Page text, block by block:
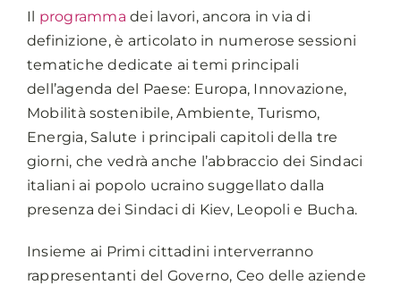
Il programma dei lavori, ancora in via di
definizione, è articolato in numerose sessioni
tematiche dedicate ai temi principali
dell’agenda del Paese: Europa, Innovazione,
Mobilità sostenibile, Ambiente, Turismo,
Energia, Salute i principali capitoli della tre
giorni, che vedrà anche l’abbraccio dei Sindaci
italiani ai popolo ucraino suggellato dalla
presenza dei Sindaci di Kiev, Leopoli e Bucha.
Insieme ai Primi cittadini interverranno
rappresentanti del Governo, Ceo delle aziende